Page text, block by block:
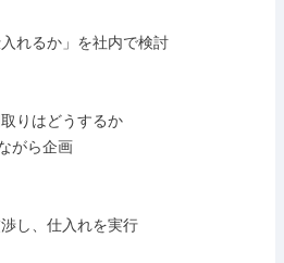
れるか」を社内で検討
りはどうするか
がら企画
し、仕入れを実行